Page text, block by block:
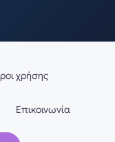
χρήσης
Επικοινωνία